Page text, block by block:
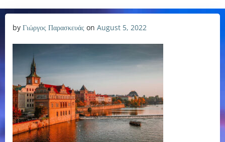
by Γιώργος Παρασκευάς on August 5, 2022